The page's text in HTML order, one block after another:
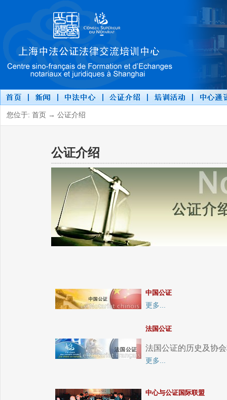
您位于: 首页 → 公证介绍
公证介绍
中国公证
更多...
法国公证
法国公证的历史及协
更多...
中心与公证国际联盟